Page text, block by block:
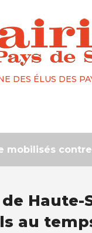
DES ÉLUS DES
contre
Haute-
au